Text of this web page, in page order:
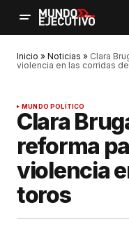
Inicio » Noticias » Clara
violencia en las corridas
MUNDO POLÍTICO
Clara
reforma
violencia
toros